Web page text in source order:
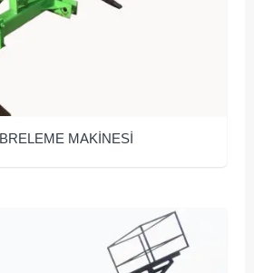
MAKİNESİ